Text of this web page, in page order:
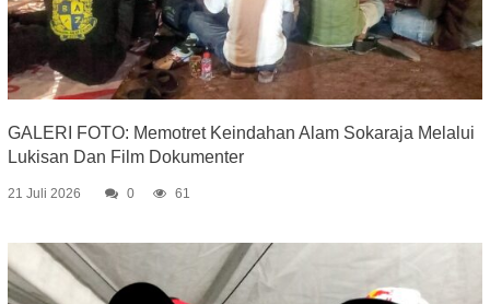
GALERI FOTO: Memotret Keindahan Alam Sokaraja Melalui
Lukisan Dan Film Dokumenter
21 Juli 2026 0 61